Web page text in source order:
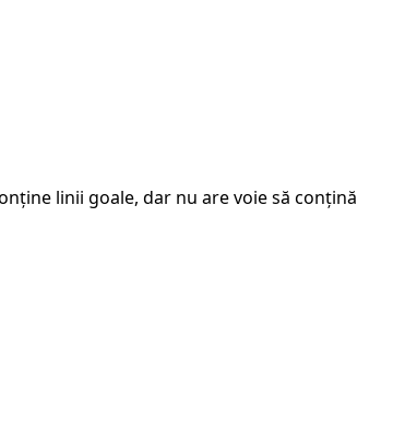
linii goale, dar nu are voie să conțină